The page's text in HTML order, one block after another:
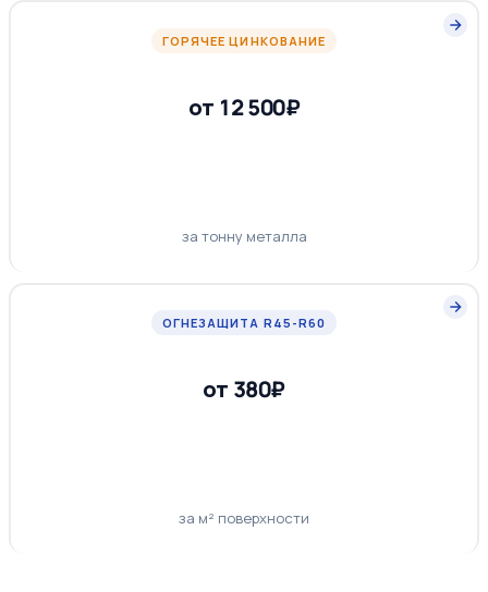
ГОРЯЧЕЕ ЦИНКОВАНИЕ
от 12 500₽
за тонну металла
ОГНЕЗАЩИТА R45-R60
от 380₽
за м² поверхности